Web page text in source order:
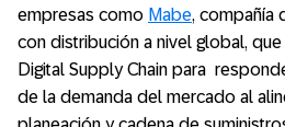
empresas como Mabe, compañía
con distribución a nivel global,
Digital Supply Chain para
de la demanda del mercado al